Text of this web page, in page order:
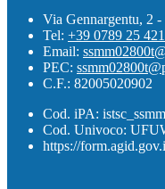
Via Gennargentu, 2
Tel: +39 0789 25 421
Email:
PEC:
C.F.: 82005020902
Cod. iPA:
Cod. Univoco:
https://